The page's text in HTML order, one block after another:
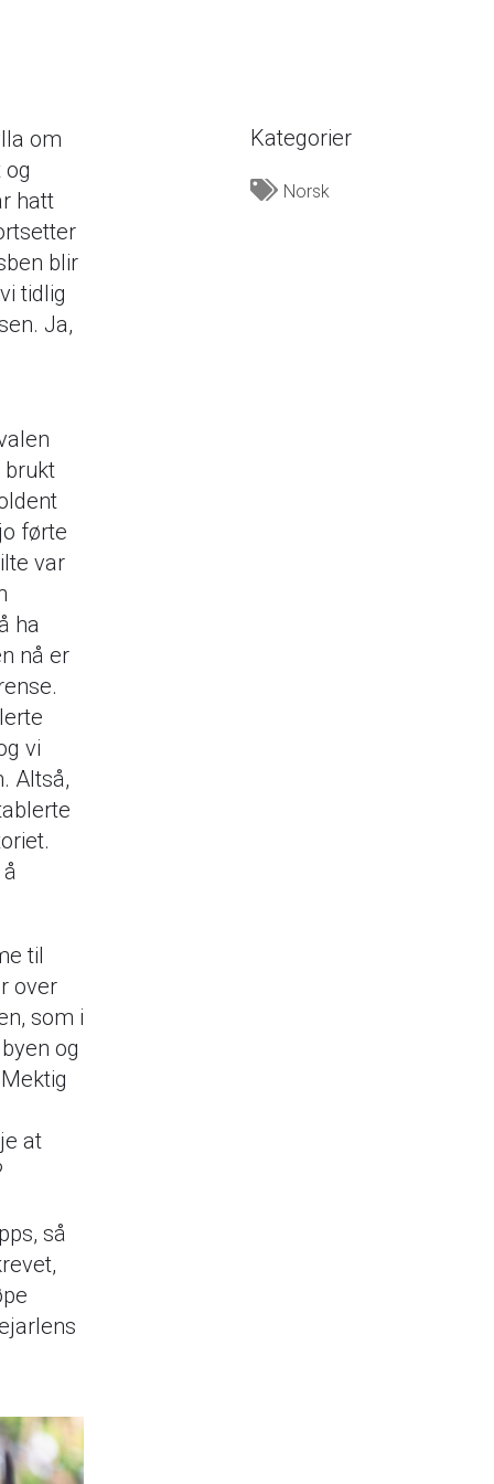
om
hatt
blir
tidlig
Ja,
brukt
førte
var
ha
nå er
vi
Altså,
til
over
som i
og
at
så
Kategorier
Norsk